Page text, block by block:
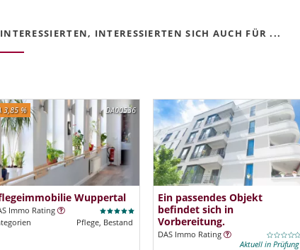
INTERESSIERTEN SICH AUCH FÜR ...
DA00536
3,85 %
Wuppertal
Immo Rating
Pflege, Bestand
Ein passendes Objekt
befindet sich in
Vorbereitung.
DAS Immo Rating
Aktuell in Prüfung